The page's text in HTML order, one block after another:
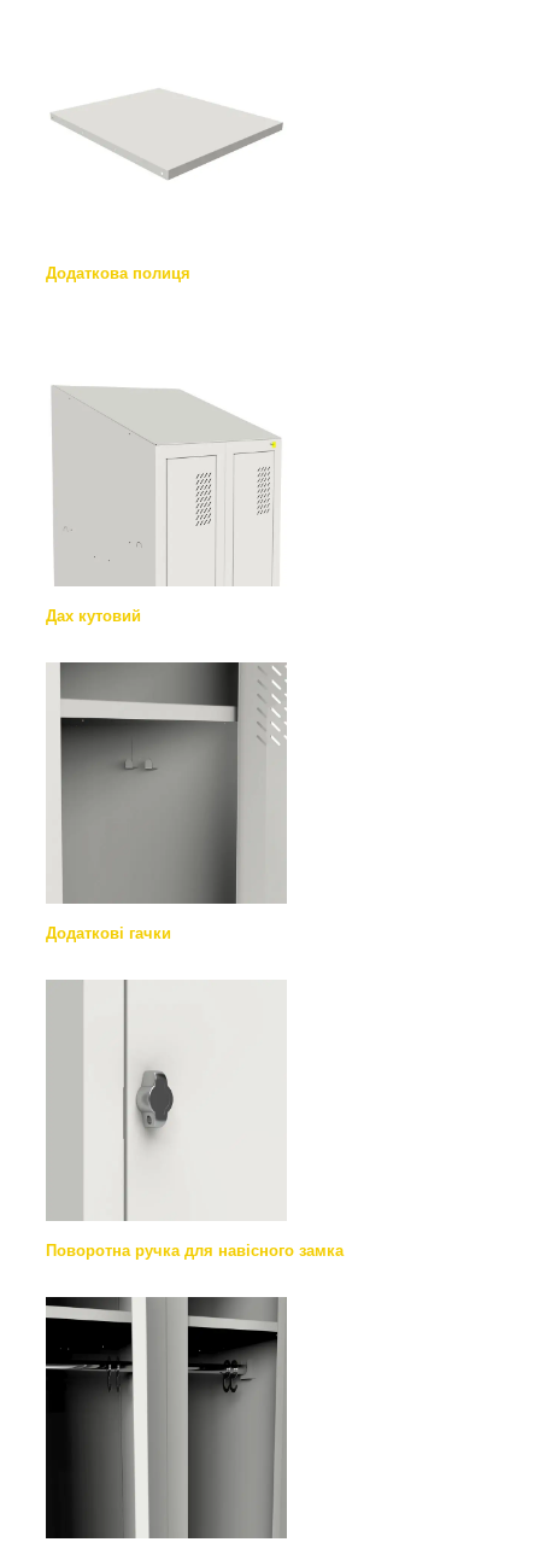
Додаткова полиця
Дах кутовий
Додаткові гачки
Поворотна ручка для навісного замка